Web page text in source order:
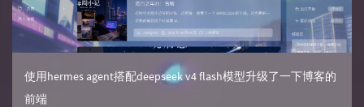
使用hermes agent搭配deepseek v4 flash模型升级了一下博客的
前端